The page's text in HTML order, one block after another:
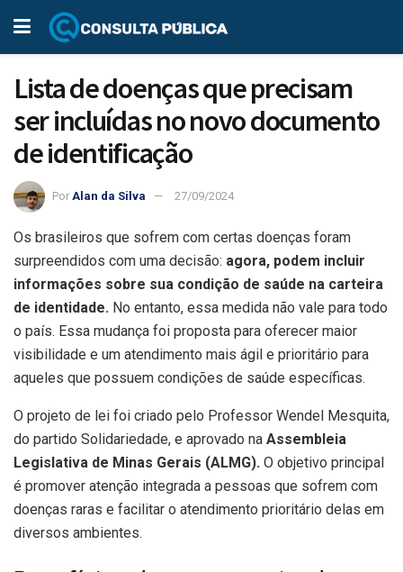
Lista de doenças que precisam
ser incluídas no novo documento
de identificação
Por Alan da Silva 27/09/2024
Os brasileiros que sofrem com certas doenças foram
surpreendidos com uma decisão: agora, podem incluir
informações sobre sua condição de saúde na carteira
de identidade. No entanto, essa medida não vale para todo
o país. Essa mudança foi proposta para oferecer maior
visibilidade e um atendimento mais ágil e prioritário para
aqueles que possuem condições de saúde específicas.
O projeto de lei foi criado pelo Professor Wendel Mesquita,
do partido Solidariedade, e aprovado na Assembleia
Legislativa de Minas Gerais (ALMG). O objetivo principal
é promover atenção integrada a pessoas que sofrem com
doenças raras e facilitar o atendimento prioritário delas em
diversos ambientes.